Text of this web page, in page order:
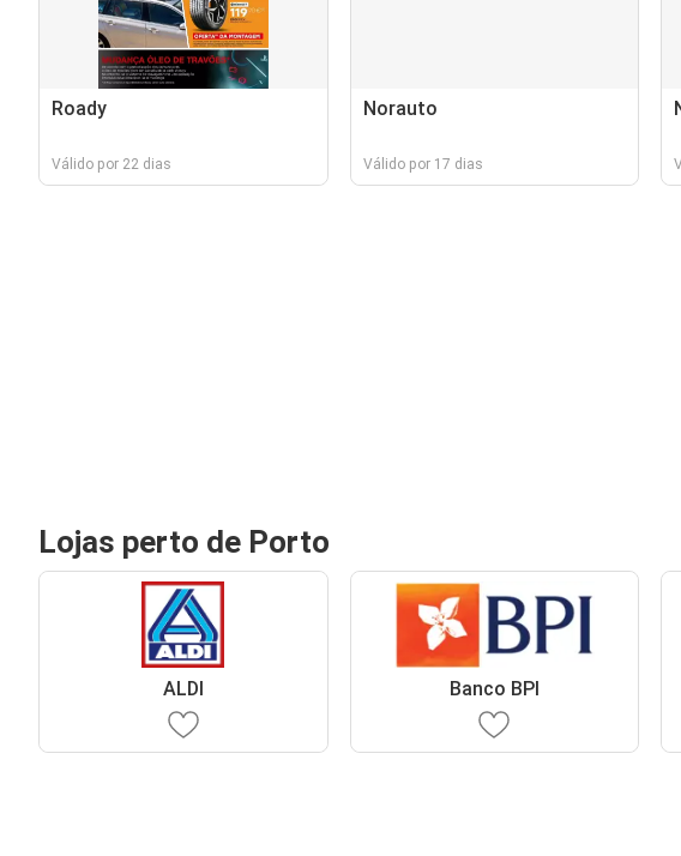
Roady
Válido por 22 dias
Norauto
Válido por 17 dias
Lojas perto de Porto
ALDI Banco BPI